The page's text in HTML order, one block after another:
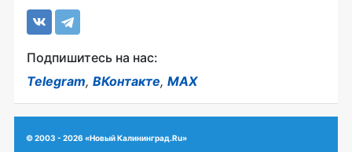
Подпишитесь на нас:
Telegram, ВКонтакте, MAX
© 2003 - 2026 «Новый Калининград.Ru»